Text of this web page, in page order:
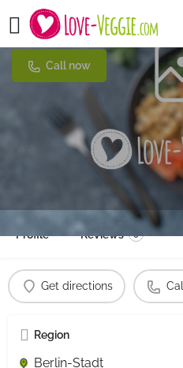
VEGANG
Call now
Profile Reviews 0
Get directions
Region
Berlin-Stadt